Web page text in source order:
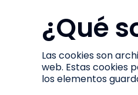
¿Qué
Las cookies son
web. Estas cookies
los elementos